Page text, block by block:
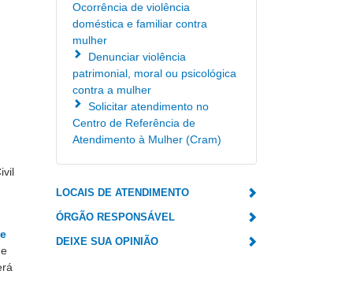
Ocorrência de violência
doméstica e familiar contra
mulher
Denunciar violência
patrimonial, moral ou psicológica
contra a mulher
Solicitar atendimento no
Centro de Referência de
Atendimento à Mulher (Cram)
LOCAIS DE ATENDIMENTO
ÓRGÃO RESPONSÁVEL
DEIXE SUA OPINIÃO